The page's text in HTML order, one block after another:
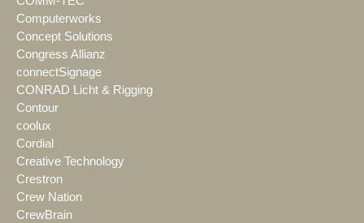
Computerworks
Concept Solutions
Congress Allianz
connectSignage
CONRAD Licht & Rigging
Contour
coolux
Cordial
Creative Technology
Crestron
Crew Nation
CrewBrain